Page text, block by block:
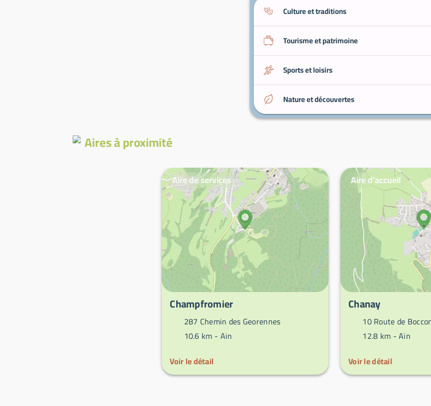
Culture et traditions
Tourisme et patrimoine
Sports et loisirs
Nature et découvertes
Aires à proximité
Aire de services
Champfromier
287 Chemin des Georennes
10.6 km - Ain
Voir le détail
Aire d'accueil
Chanay
10 Route de
12.8 km -Ain
Voir le détail